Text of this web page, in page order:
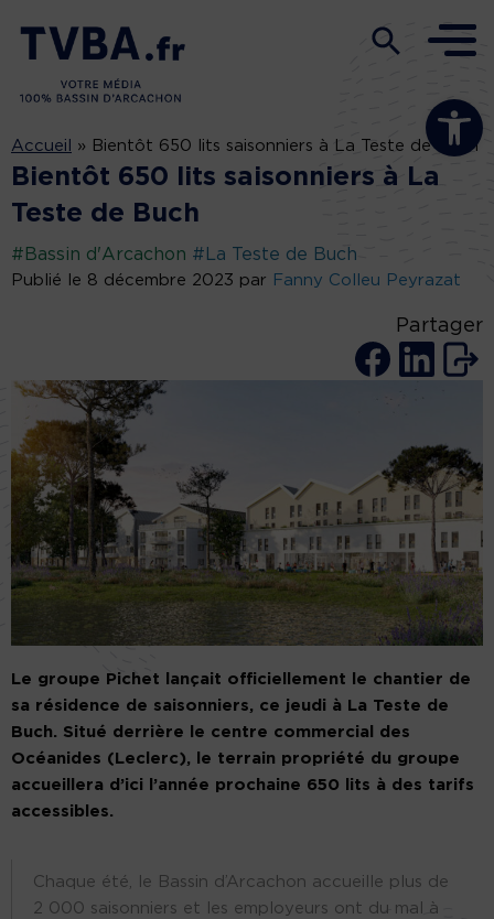
Ouvrir la
Accueil » Bientôt 650 lits saisonniers à La Teste de Buch
Bientôt 650 lits saisonniers à La
Teste de Buch
#Bassin d'Arcachon #La Teste de Buch
Publié le 8 décembre 2023 par Fanny Colleu Peyrazat
Partager
Le groupe Pichet lançait officiellement le chantier de
sa résidence de saisonniers, ce jeudi à La Teste de
Buch. Situé derrière le centre commercial des
Océanides (Leclerc), le terrain propriété du groupe
accueillera d’ici l’année prochaine 650 lits à des tarifs
accessibles.
Chaque été, le Bassin d’Arcachon accueille plus de
2 000 saisonniers et les employeurs ont du mal à